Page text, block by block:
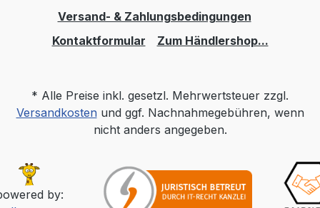
Versand- & Zahlungsbedingungen
Kontaktformular
Zum Händlershop...
* Alle Preise inkl. gesetzl. Mehrwertsteuer zzgl.
Versandkostenund ggf. Nachnahmegebühren, wenn
nicht anders angegeben.
by: